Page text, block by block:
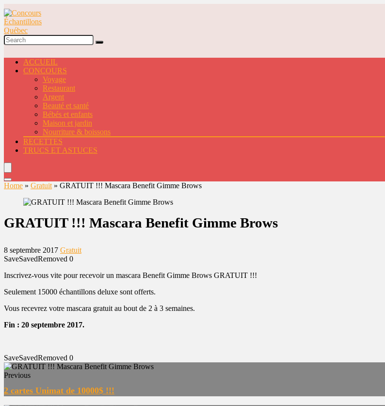
ACCUEIL
CONCOURS
Voyage
Restaurant
Argent
Beauté et santé
Bébés et enfants
Maison et jardin
Nourriture & boissons
RECETTES
TRUCS ET ASTUCES
Home » Gratuit » GRATUIT !!! Mascara Benefit Gimme Brows
GRATUIT !!! Mascara Benefit Gimme Brows
8 septembre 2017 Gratuit
SaveSavedRemoved 0
Inscrivez-vous vite pour recevoir un mascara Benefit Gimme Brows GRATUIT !!!
Seulement 15000 échantillons deluxe sont offerts.
Vous recevrez votre mascara gratuit au bout de 2 à 3 semaines.
Fin : 20 septembre 2017.
SaveSavedRemoved 0
Previous
2 cartes Unimat de 10000$ !!!